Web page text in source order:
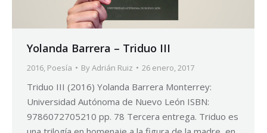
Yolanda Barrera – Triduo III
2016, Poesía ByAdrián Ruiz 26 enero, 2017
Triduo III (2016) Yolanda Barrera Monterrey:
Universidad Autónoma de Nuevo León ISBN:
9786072705210 pp. 78 Tercera entrega. Triduo es